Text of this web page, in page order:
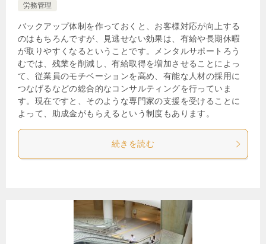
労務管理
バックアップ体制を作っておくと、お客様対応が向上する
のはもちろんですが、見逃せない効果は、有給や長期休暇
が取りやすくなるということです。メンタルサポートろう
むでは、残業を削減し、有給取得を増加させることによっ
て、従業員のモチベーションを高め、有能な人材の採用に
つなげるなどの総合的なコンサルティングを行っていま
す。現在ですと、そのような専門家の支援を受けることに
よって、助成金がもらえるという制度もあります。
続きを読む